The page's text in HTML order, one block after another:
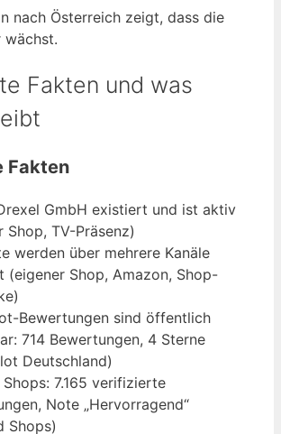
nach Österreich zeigt, dass die
wächst.
Fakten und was
Fakten
GmbH existiert und ist aktiv
Shop, TV-Präsenz)
werden über mehrere Kanäle
(eigener Shop, Amazon, Shop-
Bewertungen sind öffentlich
714 Bewertungen, 4 Sterne
Deutschland)
7.165 verifizierte
Note „Hervorragend“
Shops)